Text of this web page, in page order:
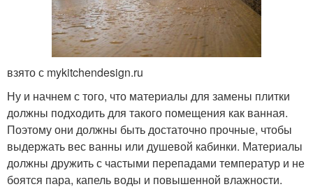
взято с mykitchendesign.ru
Ну и начнем с того, что материалы для замены плитки
должны подходить для такого помещения как ванная.
Поэтому они должны быть достаточно прочные, чтобы
выдержать вес ванны или душевой кабинки. Материалы
должны дружить с частыми перепадами температур и не
боятся пара, капель воды и повышенной влажности.